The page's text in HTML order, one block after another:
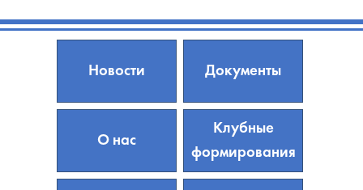
Новости Документы
О нас
Клубные
формирования